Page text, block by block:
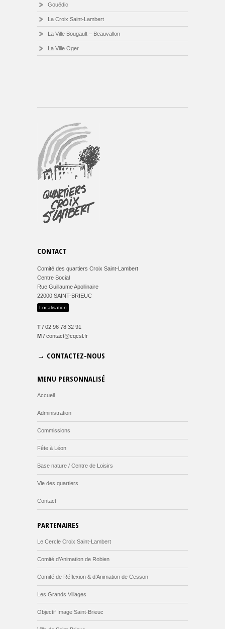
Gouëdic
La Croix Saint-Lambert
La Ville Bougault – Beauvallon
La Ville Oger
CONTACT
Comité des quartiers Croix Saint-Lambert
Centre Social
Rue Guillaume Apollinaire
22000 SAINT-BRIEUC
Localisation
T / 02 96 78 32 91
M / contact@cqcsl.fr
→ CONTACTEZ-NOUS
MENU PERSONNALISÉ
Accueil
Administration
Commissions
Fête à Léon
Base nature / Centre de Loisirs
Vie des quartiers
Contact
PARTENAIRES
Le Cercle Croix Saint-Lambert
Comité d’Animation de Robien
Comité de Réflexion & d’Animation de Cesson
Les Grands Villages
Objectif Image Saint-Brieuc